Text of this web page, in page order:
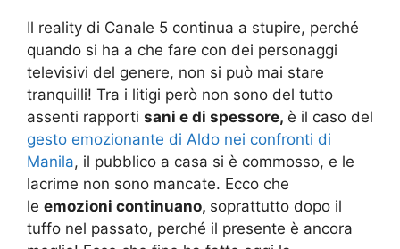
Il reality di Canale 5 continua a stupire, perché
quando si ha a che fare con dei personaggi
televisivi del genere, non si può mai stare
tranquilli! Tra i litigi però non sono del tutto
assenti rapporti sani e di spessore, è il caso del
gesto emozionante di Aldo nei confronti di
Manila, il pubblico a casa si è commosso, e le
lacrime non sono mancate. Ecco che
le emozioni continuano, soprattutto dopo il
tuffo nel passato, perché il presente è ancora